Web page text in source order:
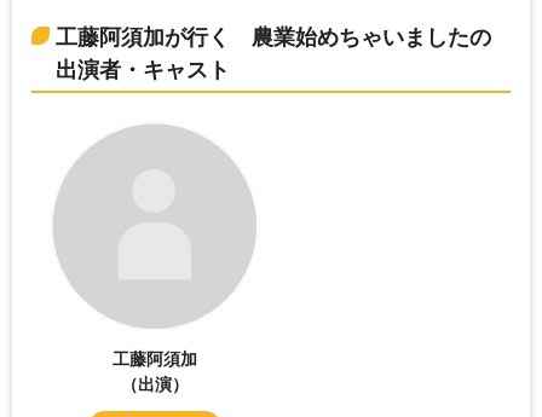
工藤阿須加が行く 農業始めちゃいましたの
出演者・キャスト
工藤阿須加
（出演）